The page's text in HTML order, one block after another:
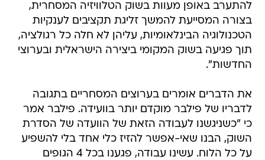
להתערב באופן מעוות בשוק הטלוויזיה המסחרית,
בצורה המסייעת להמשך זליגת תקציבים לענקיות
הטכנולוגיה הבינלאומיות, עליהן לא חלה כל רגולציה,
תוך פגיעה בשוק המקומי ביצירה הישראלית ובערוצי
החדשות".
את הדברים אומרים בערוצים המסחריים בתגובה
לדבריו של פילבר מוקדם יותר בוועידה. פילבר אמר
כי "כשניגשנו לעבודה הזאת של הוועדה של הסדרת
השוק, הבנו שאי-אפשר להזיז כלי אחד בלי להשפיע
על כל הלוח. עשינו עבודה, פגענו בכל 4 הגופים